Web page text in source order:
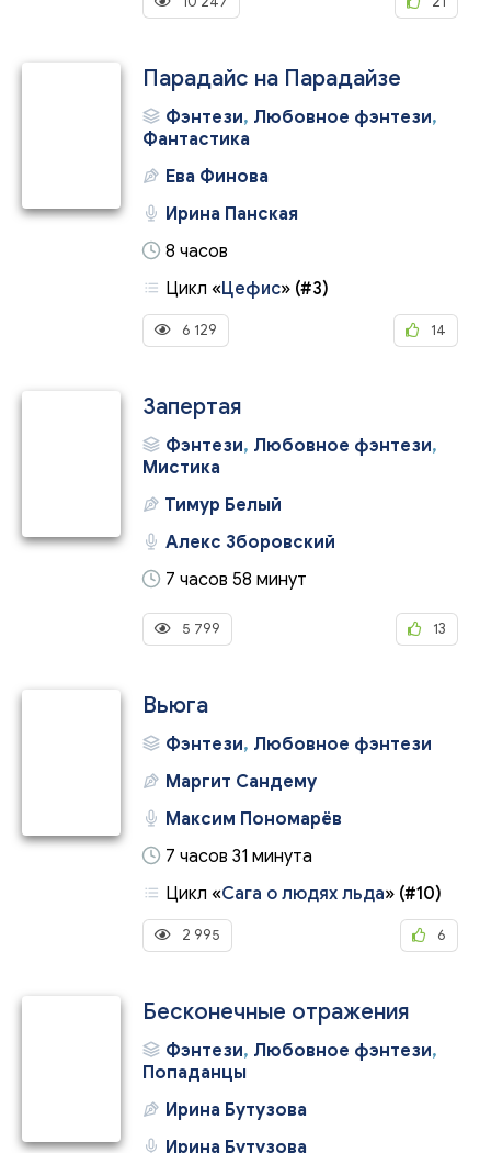
Парадайс на Парадайзе
Фэнтези, Любовное фэнтези,
Фантастика
Ева Финова
Ирина Панская
8 часов
Цикл «Цефис» (#3)
6 129 14
Запертая
Фэнтези, Любовное фэнтези,
Мистика
Тимур Белый
Алекс Зборовский
7 часов 58 минут
5 799 13
Вьюга
Фэнтези, Любовное фэнтези
Маргит Сандему
Максим Пономарёв
7 часов 31 минута
Цикл «Сага о людях льда» (#10)
2 995 6
Бесконечные отражения
Фэнтези, Любовное фэнтези,
Попаданцы
Ирина Бутузова
Ирина Бутузова